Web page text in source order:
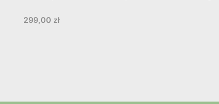
Cena
299,00 zł